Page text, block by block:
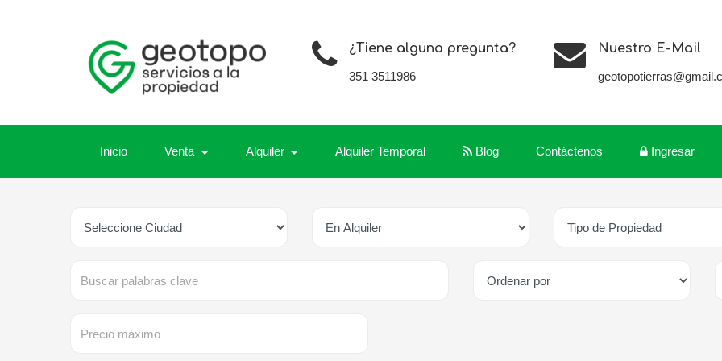
¿Tiene alguna pregunta?
351 3511986
Nuestro E-Mail
Inicio Venta Alquiler Alquiler Temporal Blog Contáctenos Ingresar